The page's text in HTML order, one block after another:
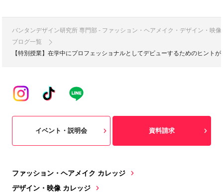
バンタンデザイン研究所 専門部 - ファッション・ヘアメイク・デザイン・映
ブログ一覧
【特別授業】在学中にプロフェッショナルとしてデビューするためのヒント
ファッション・ヘアメイク カレッジ
デザイン・映像 カレッジ
イベント・説明会 資料請求